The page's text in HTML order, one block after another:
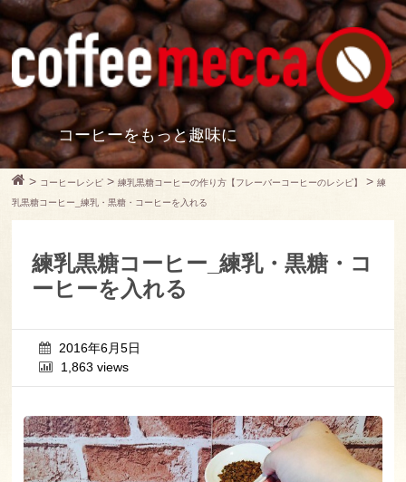
コーヒーをもっと趣味に
> コーヒーレシピ >練乳黒糖コーヒーの作り方【フレーバーコーヒーのレシピ】 >練
乳黒糖コーヒー_練乳・黒糖・コーヒーを入れる
練乳黒糖コーヒー_練乳・黒糖・コ
ーヒーを入れる
2016年6月5日
1,863 views